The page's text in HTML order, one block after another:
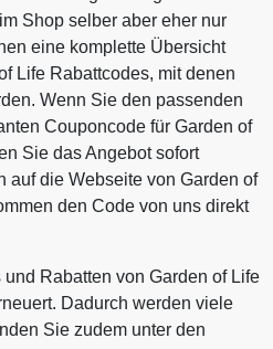
Shop selber aber eher nur
eine komplette Übersicht
Life Rabattcodes, mit denen
Wenn Sie den passenden
Couponcode für Garden of
Sie das Angebot sofort
auf die Webseite von Garden of
den Code von uns direkt
Rabatten von Garden of Life
Dadurch werden viele
Sie zudem unter den